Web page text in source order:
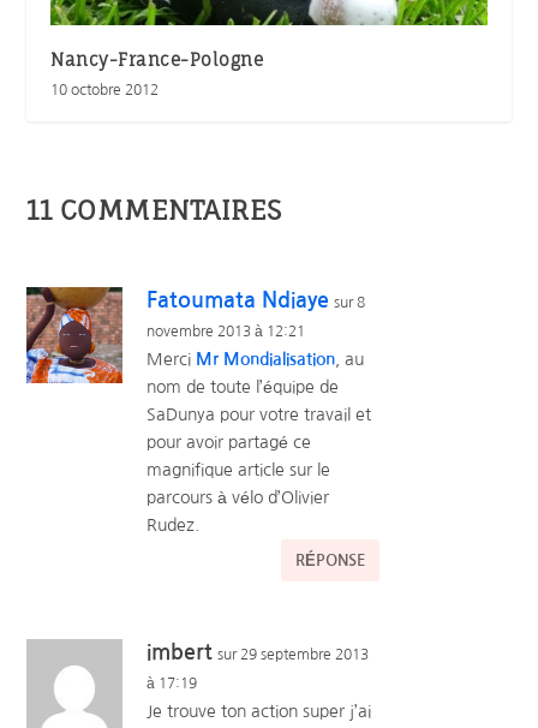
Nancy-France-Pologne
10 octobre 2012
11 COMMENTAIRES
Fatoumata Ndiaye sur 8
novembre 2013 à 12:21
Merci Mr Mondialisation , au
nom de toute l’équipe de
SaDunya pour votre travail et
pour avoir partagé ce
magnifique article sur le
parcours à vélo d’Olivier
Rudez.
RÉPONSE
imbert sur 29 septembre 2013
à 17:19
Je trouve ton action super j’ai